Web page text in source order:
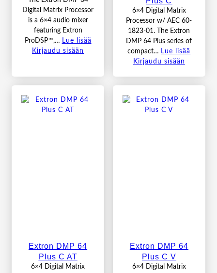
Digital Matrix Processor
is a 6×4 audio mixer
featuring Extron
ProDSP™,… Lue lisää
Kirjaudu sisään
6×4 Digital Matrix
Processor w/ AEC 60-
1823-01. The Extron
DMP 64 Plus series of
compact… Lue lisää
Kirjaudu sisään
Extron DMP 64
Plus C AT
6×4 Digital Matrix
Extron DMP 64
Plus C V
6×4 Digital Matrix